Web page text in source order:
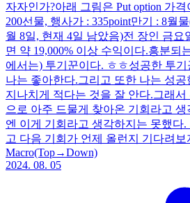
자자인가?아래 그림은 Put option 가
200선물, 행사가 : 335point만기 : 8월
월 8일, 현재 4일 남았음)전 장인 금요
면 약 19,000% 이상 수익이다.흥분되
에서는) 투기꾼이다. ㅎㅎ성공한 투
나는 좋아한다.그리고 또한 나는 성공
지나치게 적다는 것을 잘 안다.그래
으로 아주 드물게 찾아온 기회라고
엔 이게 기회라고 생각하지는 못했다.
고 다음 기회가 언제 올런지 기다려보
Macro(Top→Down)
2024. 08. 05